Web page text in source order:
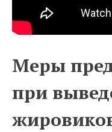
Меры
при